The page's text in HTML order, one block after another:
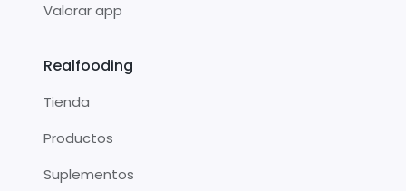
Valorar app
Realfooding
Tienda
Productos
Suplementos